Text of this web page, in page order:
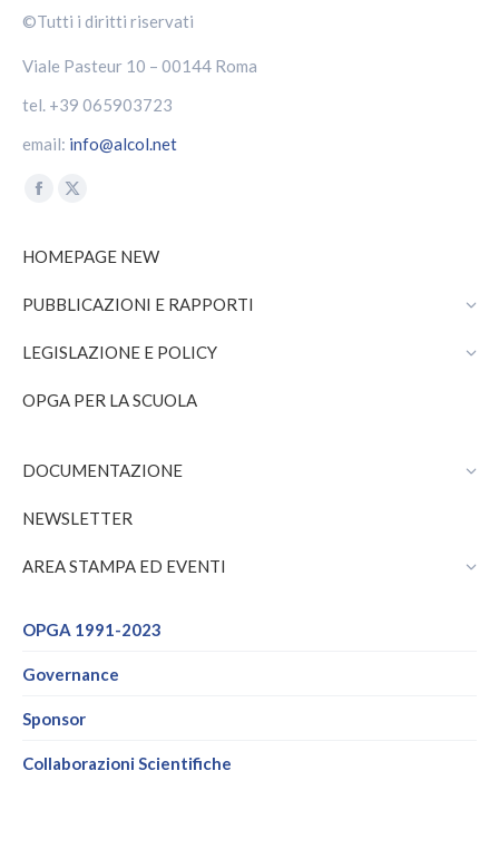
©Tutti i diritti riservati
Viale Pasteur 10 – 00144 Roma
tel. +39 065903723
email: info@alcol.net
Find us on:
Facebook
opens
new
window
X
opens
new
window
HOMEPAGE NEW
PUBBLICAZIONI E RAPPORTI
LEGISLAZIONE E POLICY
OPGA PER LA SCUOLA
DOCUMENTAZIONE
NEWSLETTER
AREA STAMPA ED EVENTI
OPGA 1991-2023
Governance
Sponsor
Collaborazioni Scientifiche